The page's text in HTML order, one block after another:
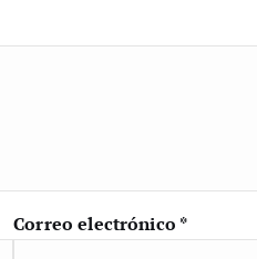
Correo electrónico *